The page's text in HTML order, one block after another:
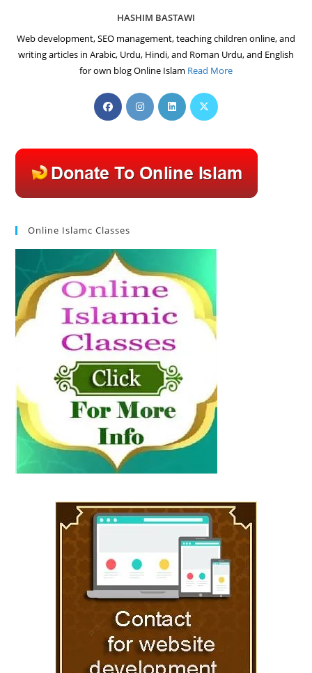
HASHIM BASTAWI
Web development, SEO management, teaching children online, and
writing articles in Arabic, Urdu, Hindi, and Roman Urdu, and English
for own blog Online Islam Read More
Opens
in
new
tab
Opens
in
new
tab
Opens
in
new
tab
Opens
new
tab
Online Islamc Classes